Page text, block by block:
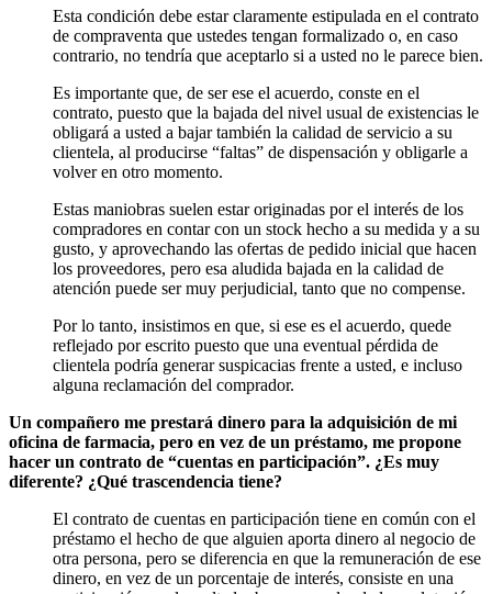
Esta condición debe estar claramente estipulada en el contrato
de compraventa que ustedes tengan formalizado o, en caso
contrario, no tendría que aceptarlo si a usted no le parece bien.
Es importante que, de ser ese el acuerdo, conste en el
contrato, puesto que la bajada del nivel usual de existencias le
obligará a usted a bajar también la calidad de servicio a su
clientela, al producirse “faltas” de dispensación y obligarle a
volver en otro momento.
Estas maniobras suelen estar originadas por el interés de los
compradores en contar con un stock hecho a su medida y a su
gusto, y aprovechando las ofertas de pedido inicial que hacen
los proveedores, pero esa aludida bajada en la calidad de
atención puede ser muy perjudicial, tanto que no compense.
Por lo tanto, insistimos en que, si ese es el acuerdo, quede
reflejado por escrito puesto que una eventual pérdida de
clientela podría generar suspicacias frente a usted, e incluso
alguna reclamación del comprador.
Un compañero me prestará dinero para la adquisición de mi
oficina de farmacia, pero en vez de un préstamo, me propone
hacer un contrato de “cuentas en participación”. ¿Es muy
diferente? ¿Qué trascendencia tiene?
El contrato de cuentas en participación tiene en común con el
préstamo el hecho de que alguien aporta dinero al negocio de
otra persona, pero se diferencia en que la remuneración de ese
dinero, en vez de un porcentaje de interés, consiste en una